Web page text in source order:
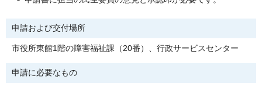
申請および交付場所
市役所東館1階の障害福祉課（20番）、行政サービスセンター
申請に必要なもの